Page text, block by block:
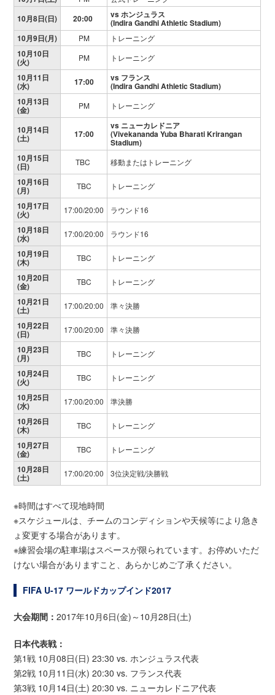
10月8日(日) 20:00 vs ホンジュラス
(Indira Gandhi Athletic Stadium)
10月9日(月)
PM トレーニング
10月10日
(火) PM トレーニング
10月11日
(水) 17:00 vs フランス
(Indira Gandhi Athletic Stadium)
10月13日
(金) PM トレーニング
10月14日
(土) 17:00
vs ニューカレドニア
(Vivekananda Yuba Bharati Krirangan
Stadium)
10月15日
(日) TBC 移動またはトレーニング
10月16日
(月) TBC トレーニング
10月17日
(火) 17:00/20:00 ラウンド16
10月18日
(水) 17:00/20:00 ラウンド16
10月19日
(木) TBC トレーニング
10月20日
(金) TBC トレーニング
10月21日
(土) 17:00/20:00 準々決勝
10月22日
(日) 17:00/20:00 準々決勝
10月23日
(月) TBC トレーニング
10月24日
(火) TBC トレーニング
10月25日
(水) 17:00/20:00 準決勝
10月26日
(木) TBC トレーニング
10月27日
(金) TBC トレーニング
10月28日
(土) 17:00/20:00 3位決定戦/決勝戦
※時間はすべて現地時間
※スケジュールは、チームのコンディションや天候等により急き
ょ変更する場合があります。
※練習会場の駐車場はスペースが限られています。お停めいただ
けない場合がありますこと、あらかじめご了承ください。
FIFA U-17 ワールドカップインド2017
大会期間：2017年10月6日(金)～10月28日(土)
日本代表戦：
第1戦 10月08日(日) 23:30 vs. ホンジュラス代表
第2戦 10月11日(水) 20:30 vs. フランス代表
第3戦 10月14日(土) 20:30 vs. ニューカレドニア代表